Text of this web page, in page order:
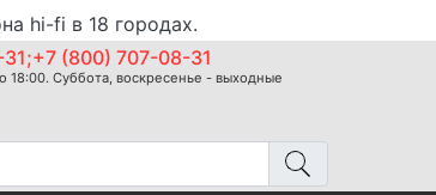
hi-fi в 18 городах.
(800) 707-08-31
18:00. Суббота, воскресенье - выходные